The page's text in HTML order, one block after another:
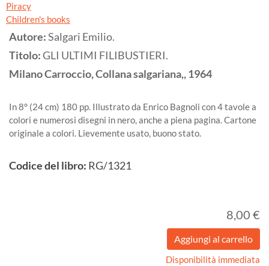
Piracy
Children's books
Autore:Salgari Emilio.
Titolo:GLI ULTIMI FILIBUSTIERI.
MilanoCarroccio, Collana salgariana,,1964
In 8° (24 cm) 180 pp. Illustrato da Enrico Bagnoli con 4 tavole a
colori e numerosi disegni in nero, anche a piena pagina. Cartone
originale a colori. Lievemente usato, buono stato.
Codice del libro: RG/1321
8,00 €
Disponibilità immediata